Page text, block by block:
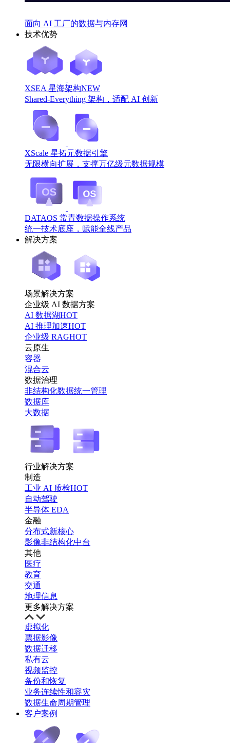
面向 AI 工厂的数据与内存网
技术优势
XSEA 星海架构NEW
Shared-Everything 架构，适配 AI 创新
XScale 星拓元数据引擎
无限横向扩展，支撑万亿级元数据规模
DATAOS 常青数据操作系统
统一技术底座，赋能全线产品
解决方案
场景解决方案
企业级 AI 数据方案
AI 数据湖HOT
AI 推理加速HOT
企业级 RAGHOT
云原生
容器
混合云
数据治理
非结构化数据统一管理
数据库
大数据
行业解决方案
制造
工业 AI 质检HOT
自动驾驶
半导体 EDA
金融
分布式新核心
影像非结构化中台
其他
医疗
教育
交通
地理信息
更多解决方案
虚拟化
票据影像
数据迁移
私有云
视频监控
备份和恢复
业务连续性和容灾
数据生命周期管理
客户案例